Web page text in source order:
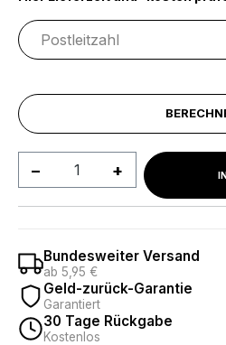
Produkt Anzahl:
Bundesweiter Versand
ab 5,95 €
Geld-zurück-Garantie
Garantiert
30 Tage Rückgabe
Kostenlos